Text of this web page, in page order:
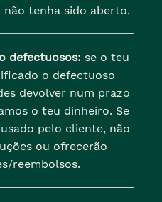
tenha sido aberto.
defectuosos: se o teu
o defectuoso
devolver num prazo
o teu dinheiro. Se
pelo cliente, não
ou ofrecerão
reembolsos.